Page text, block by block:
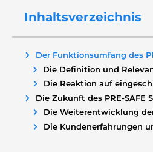
Inhaltsverzeichnis
Der Funktionsumfang des
Die Reaktion auf
Die Zukunft des PRE-SAFE
Die Weiterentwicklung
Die Kundenerfahrungen